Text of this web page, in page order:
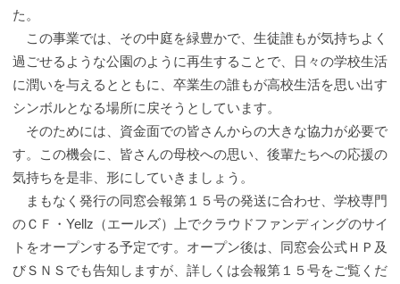
た。
この事業では、その中庭を緑豊かで、生徒誰もが気持ちよく
過ごせるような公園のように再生することで、日々の学校生活
に潤いを与えるとともに、卒業生の誰もが高校生活を思い出す
シンボルとなる場所に戻そうとしています。
そのためには、資金面での皆さんからの大きな協力が必要で
す。この機会に、皆さんの母校への思い、後輩たちへの応援の
気持ちを是非、形にしていきましょう。
まもなく発行の同窓会報第１５号の発送に合わせ、学校専門
のＣＦ・Yellz（エールズ）上でクラウドファンディングのサイ
トをオープンする予定です。オープン後は、同窓会公式ＨＰ及
びＳＮＳでも告知しますが、詳しくは会報第１５号をご覧くだ